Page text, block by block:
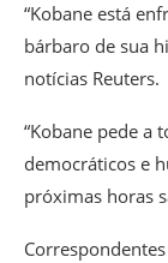
“Kobane está
bárbaro de sua
notícias Reuters.
“Kobane pede a
democráticos e
próximas horas